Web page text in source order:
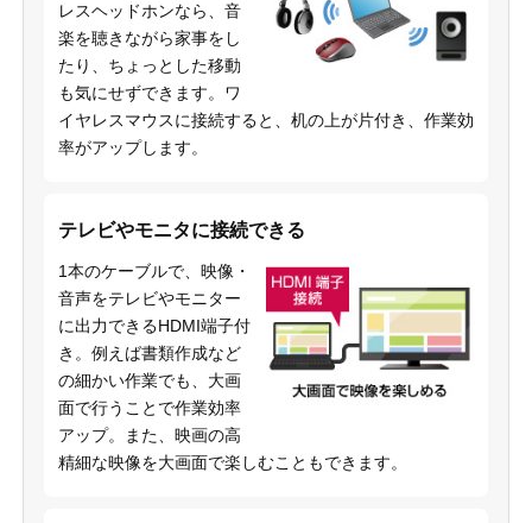
レスヘッドホンなら、音
楽を聴きながら家事をし
たり、ちょっとした移動
も気にせずできます。ワ
イヤレスマウスに接続すると、机の上が片付き、作業効
率がアップします。
テレビやモニタに接続できる
1本のケーブルで、映像・
音声をテレビやモニター
に出力できるHDMI端子付
き。例えば書類作成など
の細かい作業でも、大画
面で行うことで作業効率
アップ。また、映画の高
精細な映像を大画面で楽しむこともできます。